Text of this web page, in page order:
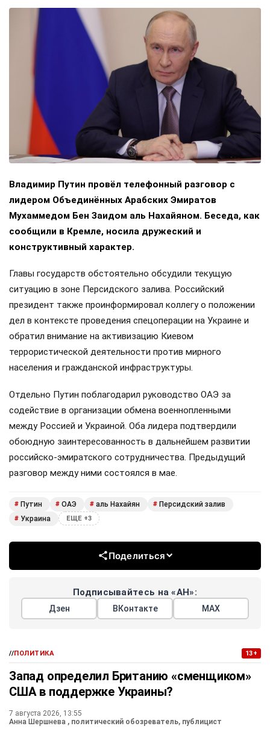
Владимир Путин провёл телефонный разговор с
лидером Объединённых Арабских Эмиратов
Мухаммедом Бен Заидом аль Нахайяном. Беседа, как
сообщили в Кремле, носила дружеский и
конструктивный характер.
Главы государств обстоятельно обсудили текущую
ситуацию в зоне Персидского залива. Российский
президент также проинформировал коллегу о положении
дел в контексте проведения спецоперации на Украине и
обратил внимание на активизацию Киевом
террористической деятельности против мирного
населения и гражданской инфраструктуры.
Отдельно Путин поблагодарил руководство ОАЭ за
содействие в организации обмена военнопленными
между Россией и Украиной. Оба лидера подтвердили
обоюдную заинтересованность в дальнейшем развитии
российско-эмиратского сотрудничества. Предыдущий
разговор между ними состоялся в мае.
# Путин # ОАЭ # аль Нахайян # Персидский залив
# Украина ЕЩЕ +3
Поделиться
Подписывайтесь на «АН»:
Дзен ВКонтакте МАХ
//ПОЛИТИКА 13+
Запад определил Британию «сменщиком»
США в поддержке Украины?
7 августа 2026, 13:55
Анна Шершнева , политический обозреватель, публицист